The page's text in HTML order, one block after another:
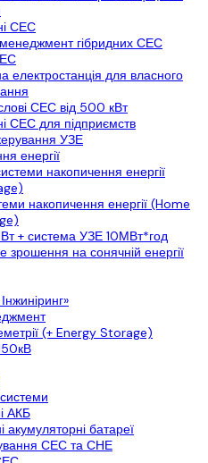
СЕС
гібридних СЕС
електростанція для власного
СЕС від 500 кВт
СЕС для підприємств
УЗЕ
енергії
накопичення енергії
накопичення енергії (Home
+ система УЗЕ 10МВт*год
зрошення на сонячній енергії
(+ Energy Storage)
АКБ
акумуляторні батареї
СЕС та СНЕ